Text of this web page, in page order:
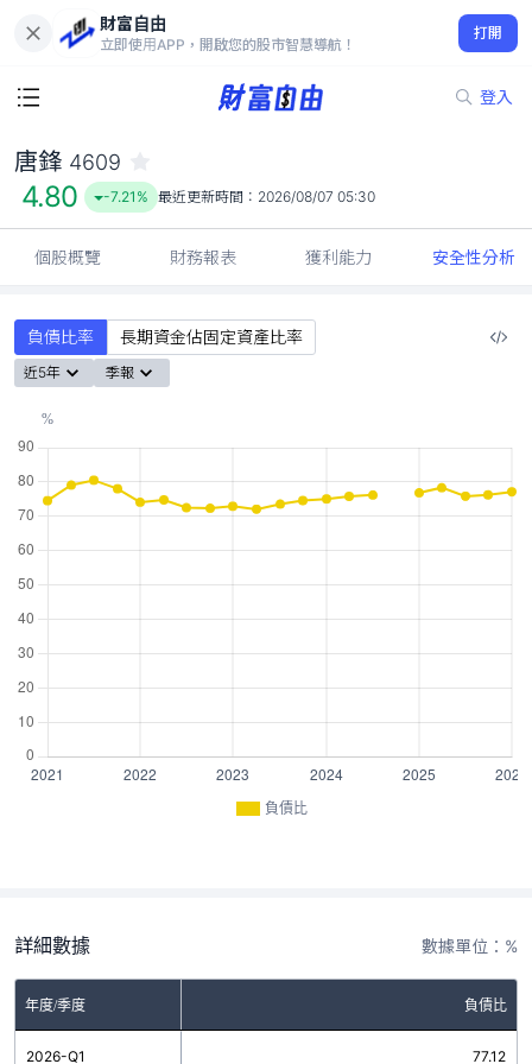
財富自由
立即使用APP，開啟您的股市智慧導航！
打開
登入
4.80
-7.21%
唐鋒 4609
4.80 -7.21% 最近更新時間： 2026/08/07 05:30
個股概覽 財務報表 獲利能力 安全性分析
負債比率 長期資金佔固定資產比率
近5年 季報
負債比
詳細數據 數據單位：%
年度/季度 負債比
2026-Q1 77.12